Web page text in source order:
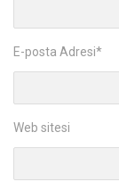
E-posta Adresi*
Web sitesi